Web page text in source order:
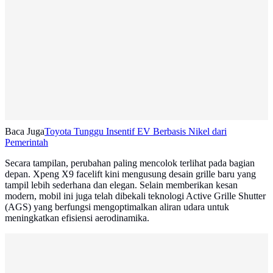
Baca JugaToyota Tunggu Insentif EV Berbasis Nikel dari
Pemerintah
Secara tampilan, perubahan paling mencolok terlihat pada bagian
depan. Xpeng X9 facelift kini mengusung desain grille baru yang
tampil lebih sederhana dan elegan. Selain memberikan kesan
modern, mobil ini juga telah dibekali teknologi Active Grille Shutter
(AGS) yang berfungsi mengoptimalkan aliran udara untuk
meningkatkan efisiensi aerodinamika.